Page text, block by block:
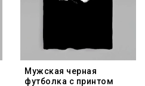
Мужская черная
футболка с принтом